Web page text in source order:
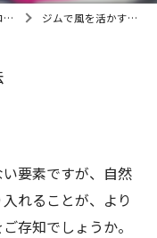
ジムで風を活かす健康促進法
要素ですが、自然
れることが、より
存知でしょうか。